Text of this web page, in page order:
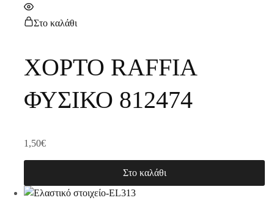
Στο καλάθι
ΧΟΡΤΟ RAFFIA
ΦΥΣΙΚΟ 812474
1,50€
Στο καλάθι